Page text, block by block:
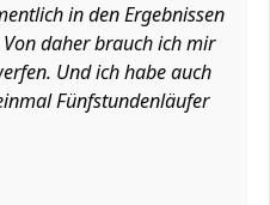
in den Ergebnissen
daher brauch ich mir
Und ich habe auch
Fünfstundenläufer